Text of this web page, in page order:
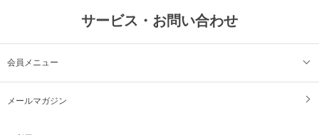
サービス・お問い合わせ
会員メニュー
メールマガジン